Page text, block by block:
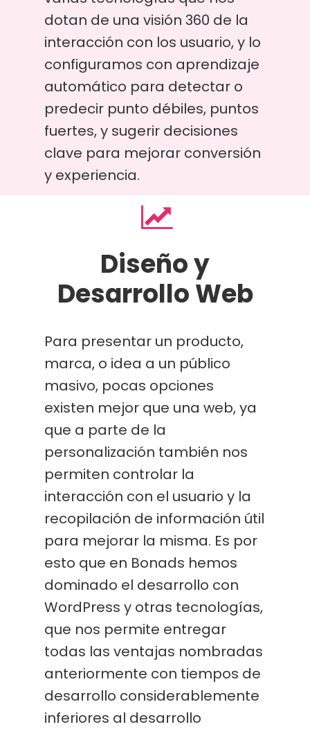
dotan de una visión 360 de la
interacción con los usuario, y lo
configuramos con aprendizaje
automático para detectar o
predecir punto débiles, puntos
fuertes, y sugerir decisiones
clave para mejorar conversión
y experiencia.
Diseño y
Desarrollo Web
Para presentar un producto,
marca, o idea a un público
masivo, pocas opciones
existen mejor que una web, ya
que a parte de la
personalización también nos
permiten controlar la
interacción con el usuario y la
recopilación de información útil
para mejorar la misma. Es por
esto que en Bonads hemos
dominado el desarrollo con
WordPress y otras tecnologías,
que nos permite entregar
todas las ventajas nombradas
anteriormente con tiempos de
desarrollo considerablemente
inferiores al desarrollo